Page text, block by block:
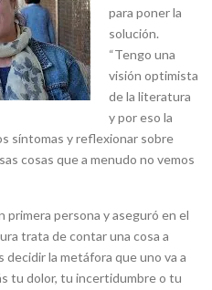
para poner la
solución.
“Tengo una
visión optimista
de la literatura
y por eso la
síntomas y reflexionar sobre
cosas que a menudo no vemos
primera persona y aseguró en el
trata de contar una cosa a
la metáfora que uno va a
tu dolor, tu incertidumbre o tu